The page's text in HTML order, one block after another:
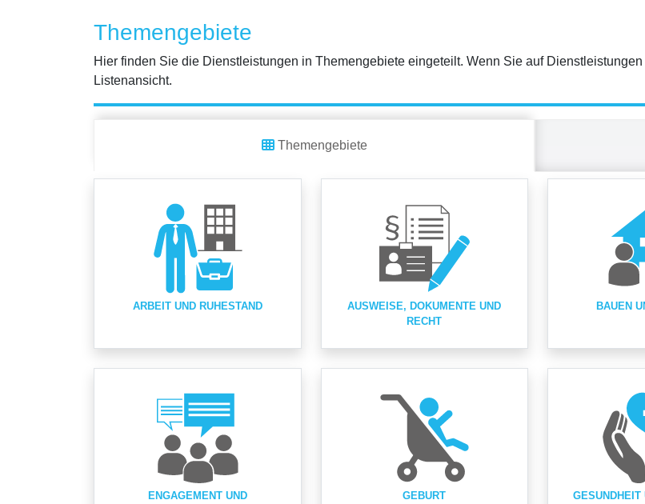
Themengebiete
Hier finden Sie die Dienstleistungen in Themengebiete eingeteilt. Wenn Sie auf
Listenansicht.
Themengebiete
ARBEIT UND RUHESTAND
AUSWEISE, DOKUMENTE UND
RECHT
BAUEN
ENGAGEMENT UND
GEBURT GESUNDHEIT